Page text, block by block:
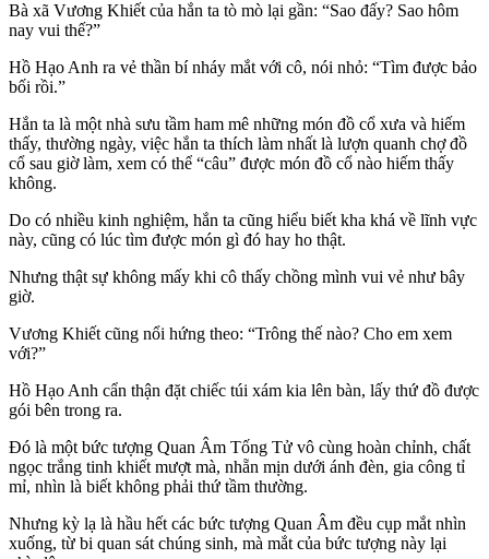
Bà xã Vương Khiết của hắn ta tò mò lại gần: “Sao đấy? Sao hôm
nay vui thế?”
Hồ Hạo Anh ra vẻ thần bí nháy mắt với cô, nói nhỏ: “Tìm được bảo
bối rồi.”
Hắn ta là một nhà sưu tầm ham mê những món đồ cổ xưa và hiếm
thấy, thường ngày, việc hắn ta thích làm nhất là lượn quanh chợ đồ
cổ sau giờ làm, xem có thể “câu” được món đồ cổ nào hiếm thấy
không.
Do có nhiều kinh nghiệm, hắn ta cũng hiểu biết kha khá về lĩnh vực
này, cũng có lúc tìm được món gì đó hay ho thật.
Nhưng thật sự không mấy khi cô thấy chồng mình vui vẻ như bây
giờ.
Vương Khiết cũng nổi hứng theo: “Trông thế nào? Cho em xem
với?”
Hồ Hạo Anh cẩn thận đặt chiếc túi xám kia lên bàn, lấy thứ đồ được
gói bên trong ra.
Đó là một bức tượng Quan Âm Tống Tử vô cùng hoàn chỉnh, chất
ngọc trắng tinh khiết mượt mà, nhẵn mịn dưới ánh đèn, gia công tỉ
mỉ, nhìn là biết không phải thứ tầm thường.
Nhưng kỳ lạ là hầu hết các bức tượng Quan Âm đều cụp mắt nhìn
xuống, từ bi quan sát chúng sinh, mà mắt của bức tượng này lại